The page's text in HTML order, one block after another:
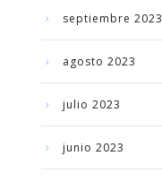
septiembre 2023
agosto 2023
julio 2023
junio 2023